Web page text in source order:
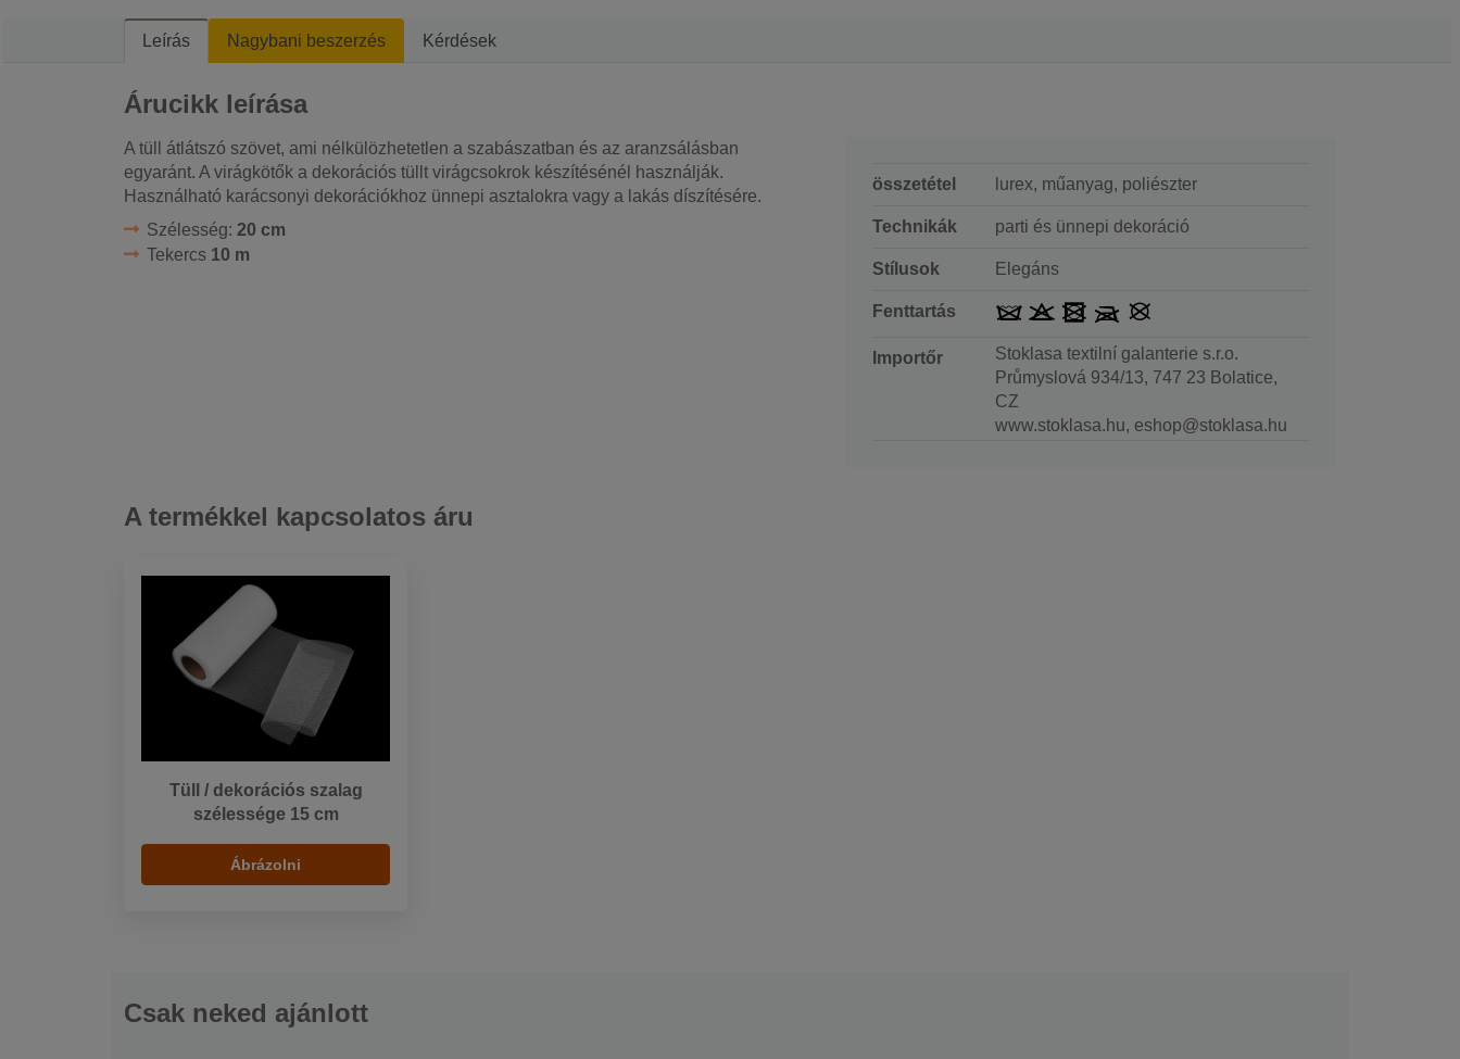
Leírás Nagybani beszerzés Kérdések
Árucikk leírása
A tüll átlátszó szövet, ami nélkülözhetetlen a szabászatban és az aranzsálásban
egyaránt. A virágkötők a dekorációs tüllt virágcsokrok készítésénél használják.
Használható karácsonyi dekorációkhoz ünnepi asztalokra vagy a lakás díszítésére.
Szélesség: 20 cm
Tekercs 10 m
összetétel lurex, műanyag, poliészter
Technikák parti és ünnepi dekoráció
Stílusok Elegáns
Fenttartás
Importőr
Stoklasa textilní galanterie s.r.o.
Průmyslová 934/13, 747 23 Bolatice,
CZ
www.stoklasa.hu, eshop@stoklasa.hu
A termékkel kapcsolatos áru
Tüll / dekorációs szalag
szélessége 15 cm
Ábrázolni
Csak neked ajánlott